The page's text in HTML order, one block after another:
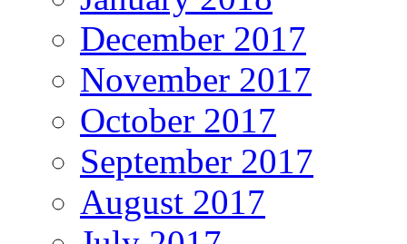
December 2017
November 2017
October 2017
September 2017
August 2017